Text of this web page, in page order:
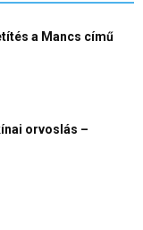
a Mancs című
orvoslás –